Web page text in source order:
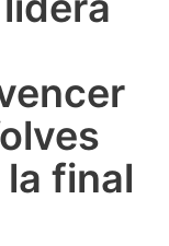
la final